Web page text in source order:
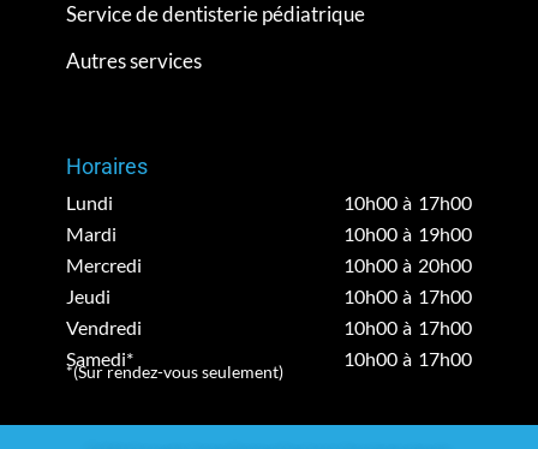
Service de dentisterie pédiatrique
Autres services
Horaires
Lundi
10h00 à 17h00
Mardi
10h00 à 19h00
Mercredi
10h00 à 20h00
Jeudi
10h00 à 17h00
Vendredi
10h00 à 17h00
Samedi*
10h00 à 17h00
*(Sur rendez-vous seulement)